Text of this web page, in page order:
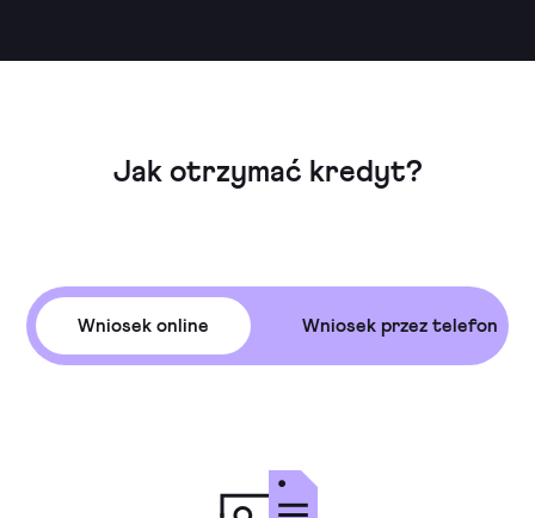
Jak otrzymać kredyt?
Wniosek online Wniosek przez telefon